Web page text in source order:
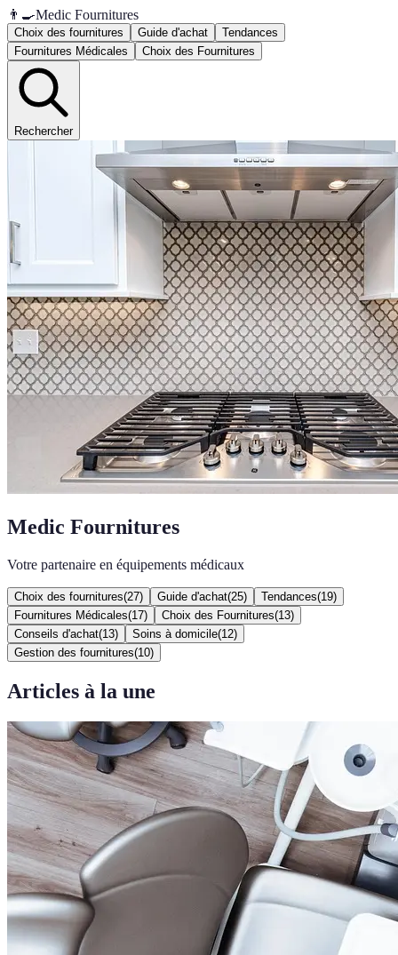
👨‍🍳Medic Fournitures
Choix des fournitures Guide d'achat
Tendances
Fournitures Médicales
Choix des Fournitures
Rechercher
Medic Fournitures
Votre partenaire en équipements médicaux
Choix des fournitures(27) Guide d'achat(25) Tendances(19)
Fournitures Médicales(17) Choix des Fournitures(13)
Conseils d'achat(13) Soins à domicile(12)
Gestion des fournitures(10)
Articles à la une